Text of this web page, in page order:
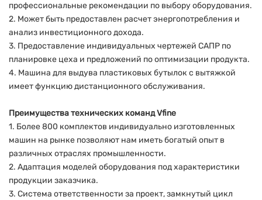
профессиональные рекомендации по выбору оборудования.
2. Может быть предоставлен расчет энергопотребления и
анализ инвестиционного дохода.
3. Предоставление индивидуальных чертежей САПР по
планировке цеха и предложений по оптимизации продукта.
4. Машина для выдува пластиковых бутылок с вытяжкой
имеет функцию дистанционного обслуживания.
Преимущества технических команд Vfine
1. Более 800 комплектов индивидуально изготовленных
машин на рынке позволяют нам иметь богатый опыт в
различных отраслях промышленности.
2. Адаптация моделей оборудования под характеристики
продукции заказчика.
3. Система ответственности за проект, замкнутый цикл